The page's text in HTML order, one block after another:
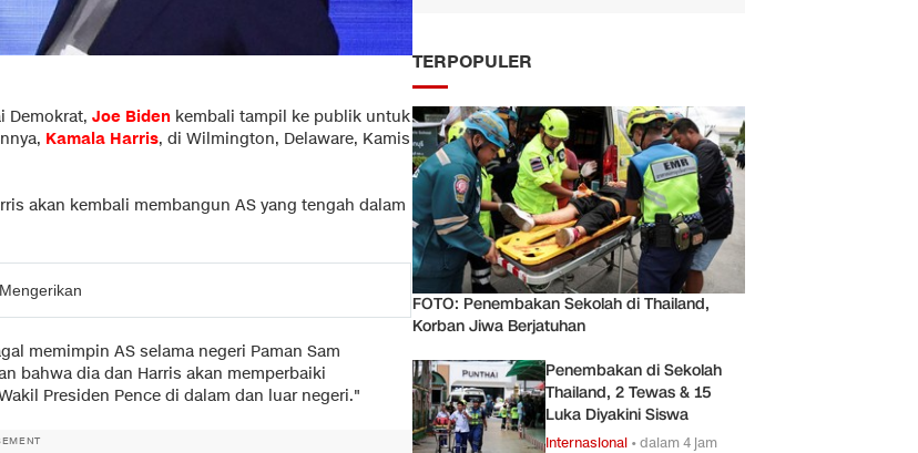
Demokrat, Joe Biden kembali tampil ke publik untuk
Kamala Harris, di Wilmington, Delaware, Kamis
akan kembali membangun AS yang tengah dalam
memimpin AS selama negeri Paman Sam
bahwa dia dan Harris akan memperbaiki
Presiden Pence di dalam dan luar negeri."
TERPOPULER
FOTO: Penembakan Sekolah di Thailand,
Korban Jiwa Berjatuhan
Penembakan di Sekolah
Thailand, 2 Tewas & 15
Luka Diyakini Siswa
Internasional •dalam 4 jam